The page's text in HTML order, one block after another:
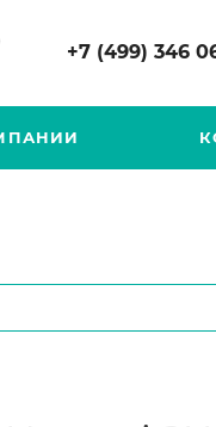
+7 (499) 346